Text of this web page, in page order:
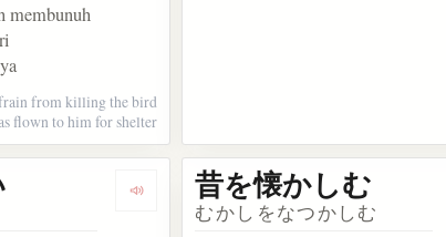
membunuh
from killing the bird
flown to him for shelter
い Dengarkan kosakata 人懐っこい
昔を懐かしむ
むかしをなつかしむ